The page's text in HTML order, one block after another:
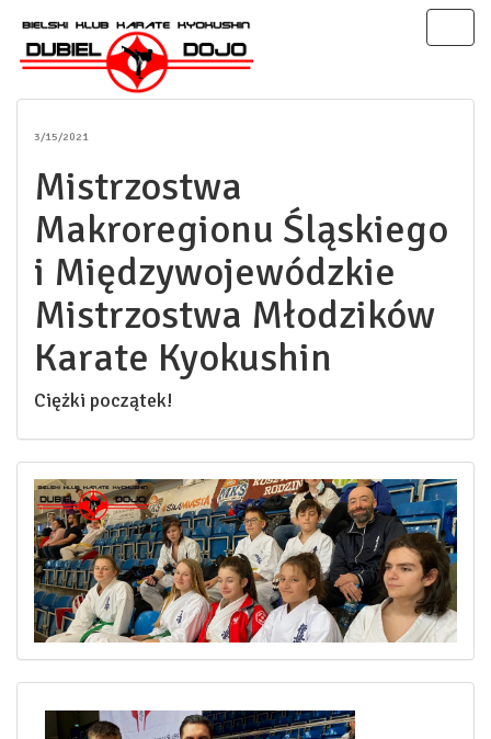
3/15/2021
Mistrzostwa
Makroregionu Śląskiego
i Międzywojewódzkie
Mistrzostwa Młodzików
Karate Kyokushin
Ciężki początek!